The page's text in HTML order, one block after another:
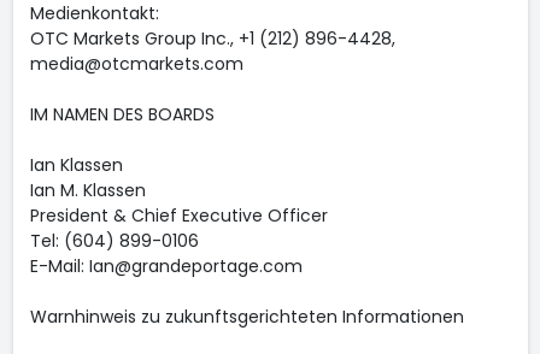
Medienkontakt:
OTC Markets Group Inc., +1 (212) 896-4428,
media@otcmarkets.com
IM NAMEN DES BOARDS
Ian Klassen
Ian M. Klassen
President & Chief Executive Officer
Tel: (604) 899-0106
E-Mail: Ian@grandeportage.com
Warnhinweis zu zukunftsgerichteten Informationen